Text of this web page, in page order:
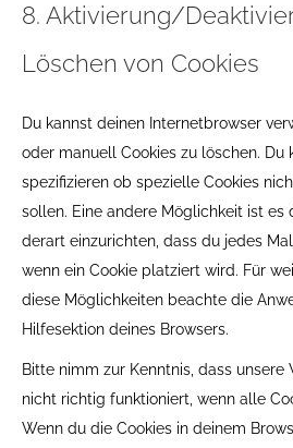
8. Aktivierung/
Löschen von Cookies
Du kannst deinen Internetbrowser
oder manuell Cookies zu löschen. Du
spezifizieren ob spezielle Cookies
sollen. Eine andere Möglichkeit ist es
derart einzurichten, dass du jedes
wenn ein Cookie platziert wird. Für
diese Möglichkeiten beachte die
Hilfesektion deines Browsers.
Bitte nimm zur Kenntnis, dass
nicht richtig funktioniert, wenn alle
Wenn du die Cookies in deinem